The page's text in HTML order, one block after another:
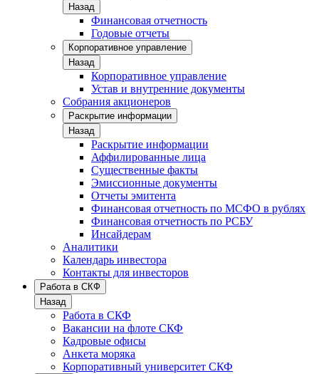
Назад
Финансовая отчетность
Годовые отчеты
Корпоративное управление
Назад
Корпоративное управление
Устав и внутренние документы
Собрания акционеров
Раскрытие информации
Назад
Раскрытие информации
Аффилированные лица
Существенные факты
Эмиссионные документы
Отчеты эмитента
Финансовая отчетность по МСФО в рублях
Финансовая отчетность по РСБУ
Инсайдерам
Аналитики
Календарь инвестора
Контакты для инвесторов
Работа в СКФ
Назад
Работа в СКФ
Вакансии на флоте СКФ
Кадровые офисы
Анкета моряка
Корпоративный университет СКФ